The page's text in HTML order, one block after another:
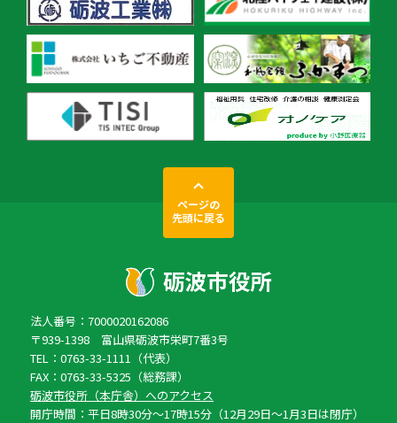
ページの
先頭に戻る
法人番号：7000020162086
〒939-1398 富山県砺波市栄町7番3号
TEL：0763-33-1111（代表）
FAX：0763-33-5325（総務課）
砺波市役所（本庁舎）へのアクセス
開庁時間：平日8時30分〜17時15分（12月29日〜1月3日は閉庁）